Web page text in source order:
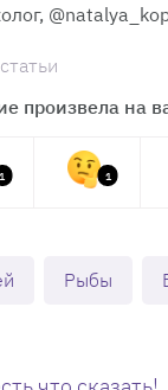
произвела на
1 1
Рыбы